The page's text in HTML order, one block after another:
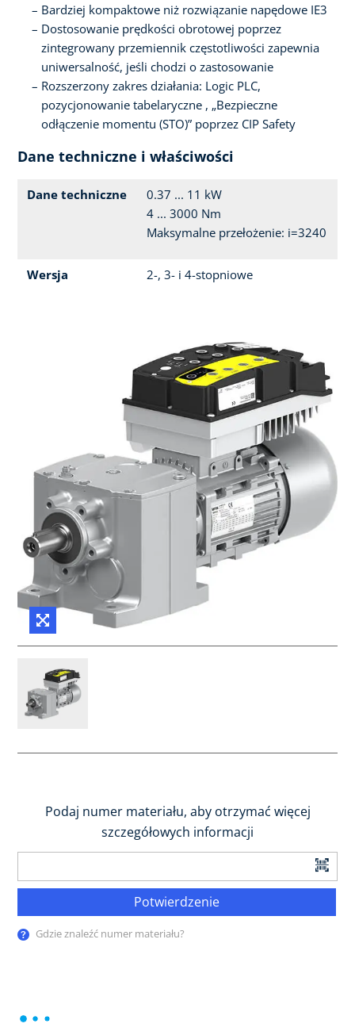
Bardziej kompaktowe niż rozwiązanie napędowe IE3
Dostosowanie prędkości obrotowej poprzez
zintegrowany przemiennik częstotliwości zapewnia
uniwersalność, jeśli chodzi o zastosowanie
Rozszerzony zakres działania: Logic PLC,
pozycjonowanie tabelaryczne , „Bezpieczne
odłączenie momentu (STO)” poprzez CIP Safety
Dane techniczne i właściwości
Dane techniczne
0.37 ... 11 kW
4 ... 3000 Nm
Maksymalne przełożenie: i=3240
Wersja 2-, 3- i 4-stopniowe
Podaj numer materiału, aby otrzymać więcej
szczegółowych informacji
Potwierdzenie
Gdzie znaleźć numer materiału?